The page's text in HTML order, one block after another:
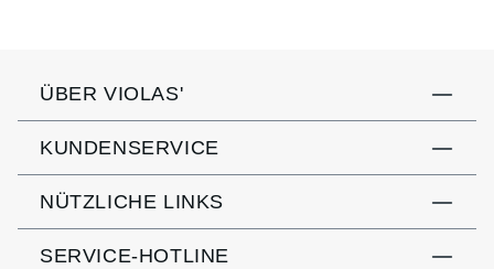
ÜBER VIOLAS'
KUNDENSERVICE
NÜTZLICHE LINKS
SERVICE-HOTLINE